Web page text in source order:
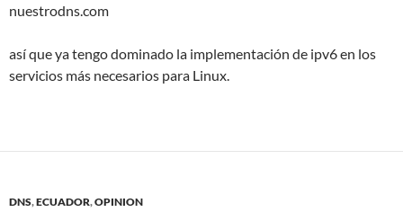
nuestrodns.com
así que ya tengo dominado la implementación de ipv6 en los
servicios más necesarios para Linux.
DNS,ECUADOR,OPINION